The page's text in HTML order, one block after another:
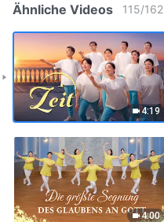
Ähnliche Videos 115/162
4:19
4:00